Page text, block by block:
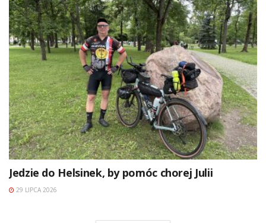
Jedzie do Helsinek, by pomóc chorej Julii
29 LIPCA 2026